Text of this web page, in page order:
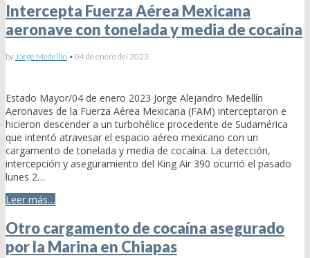
Intercepta Fuerza Aérea Mexicana
aeronave con tonelada y media de cocaína
by Jorge Medellin • 04 de enero del 2023
Estado Mayor/04 de enero 2023 Jorge Alejandro Medellín
Aeronaves de la Fuerza Aérea Mexicana (FAM) interceptaron e
hicieron descender a un turbohélice procedente de Sudamérica
que intentó atravesar el espacio aéreo mexicano con un
cargamento de tonelada y media de cocaína. La detección,
intercepción y aseguramiento del King Air 390 ocurrió el pasado
lunes 2…
Leer más…
Otro cargamento de cocaína asegurado
por la Marina en Chiapas